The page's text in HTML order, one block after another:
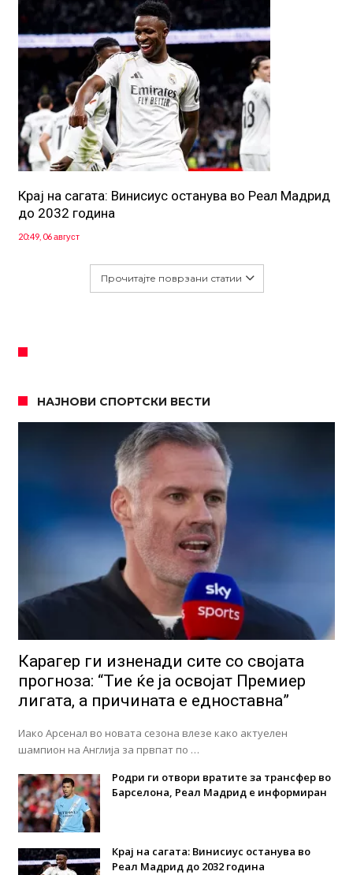
Крај на сагата: Винисиус останува во Реал Мадрид
до 2032 година
20:49, 06 август
Прочитајте поврзани статии
НАЈНОВИ СПОРТСКИ ВЕСТИ
Карагер ги изненади сите со својата
прогноза: “Тие ќе ја освојат Премиер
лигата, а причината е едноставна”
Иако Арсенал во новата сезона влезе како актуелен
шампион на Англија за првпат по …
Родри ги отвори вратите за трансфер во
Барселона, Реал Мадрид е информиран
Крај на сагата: Винисиус останува во
Реал Мадрид до 2032 година